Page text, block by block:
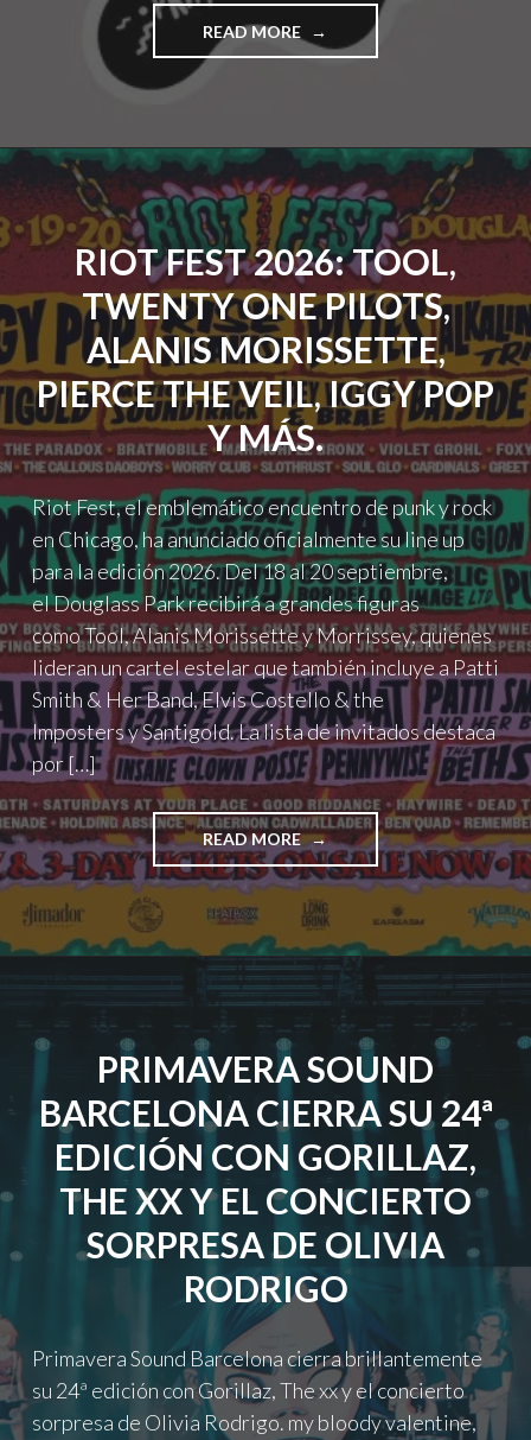
READ MORE "FAUNA
PRIMAVERA
LINE
UP
COMPLETO"
RIOT FEST 2026: TOOL,
TWENTY ONE PILOTS,
ALANIS MORISSETTE,
PIERCE THE VEIL, IGGY POP
Y MÁS.
Riot Fest, el emblemático encuentro de punk y rock
en Chicago, ha anunciado oficialmente su line up
para la edición 2026. Del 18 al 20 septiembre,
el Douglass Park recibirá a grandes figuras
como Tool, Alanis Morissette y Morrissey, quienes
lideran un cartel estelar que también incluye a Patti
Smith & Her Band, Elvis Costello & the
Imposters y Santigold. La lista de invitados destaca
por […]
READ MORE"RIOT
FEST
2026:
TOOL,
TWENTY
PILOTS,
ALANIS
MORISSETTE,
PIERCE
THE
VEIL,
POP
Y
MÁS."
PRIMAVERA SOUND
BARCELONA CIERRA SU 24ª
EDICIÓN CON GORILLAZ,
THE XX Y EL CONCIERTO
SORPRESA DE OLIVIA
RODRIGO
Primavera Sound Barcelona cierra brillantemente
su 24ª edición con Gorillaz, The xx y el concierto
sorpresa de Olivia Rodrigo. my bloody valentine,